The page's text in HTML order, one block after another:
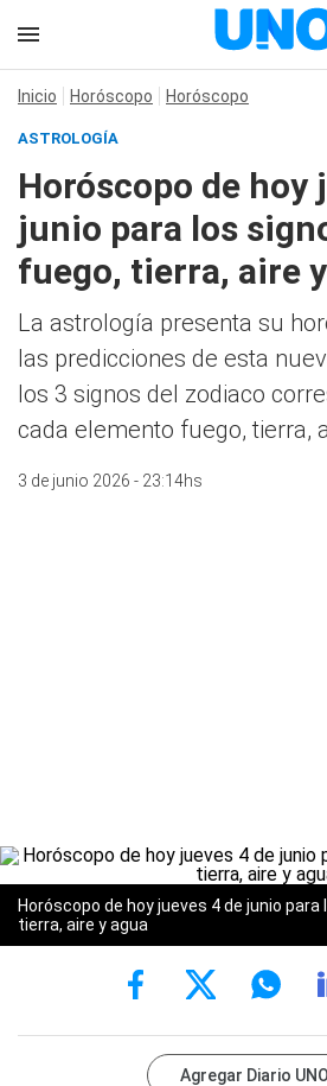
Inicio Horóscopo Horóscopo
ASTROLOGÍA
Horóscopo de hoy
junio para los
fuego, tierra, aire
La astrología presenta su
las predicciones de esta
los 3 signos del zodiaco
cada elemento fuego, tierra,
3 de junio 2026 - 23:14hs
Horóscopo de hoy jueves 4 de junio
tierra, aire y agua
Agregar Diario